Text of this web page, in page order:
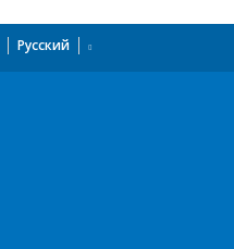
Русский